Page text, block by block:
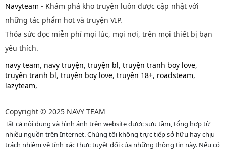
Navyteam - Khám phá kho truyện luôn được cập nhật với
những tác phẩm hot và truyện VIP.
Thỏa sức đọc miễn phí mọi lúc, mọi nơi, trên mọi thiết bị bạn
yêu thích.
navy team, navy truyện, truyện bl, truyện tranh boy love,
truyện tranh bl, truyện boy love, truyện 18+, roadsteam,
lazyteam,
Copyright © 2025 NAVY TEAM
Tất cả nội dung và hình ảnh trên website được sưu tầm, tổng hợp từ
nhiều nguồn trên Internet. Chúng tôi không trực tiếp sở hữu hay chịu
trách nhiệm về tính xác thực tuyệt đối của những thông tin này. Nếu có